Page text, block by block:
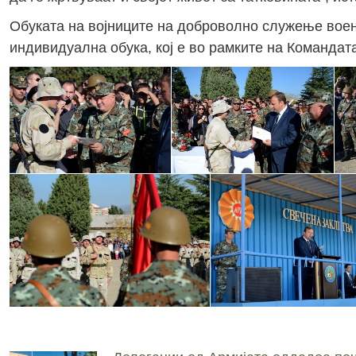
Обуката на војниците на доброволно служење
индивидуална обука, кој е во рамките на